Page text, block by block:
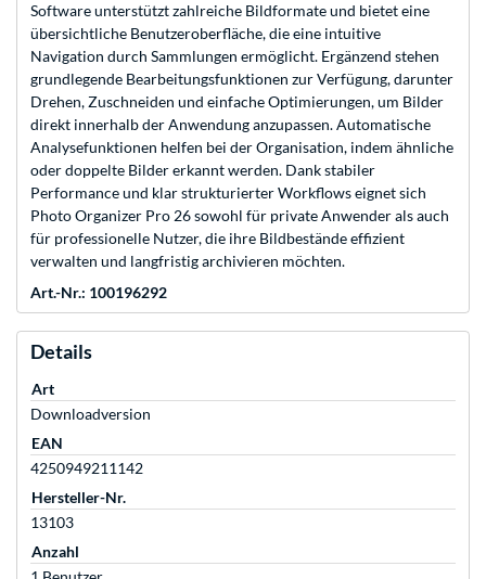
Software unterstützt zahlreiche Bildformate und bietet eine
übersichtliche Benutzeroberfläche, die eine intuitive
Navigation durch Sammlungen ermöglicht. Ergänzend stehen
grundlegende Bearbeitungsfunktionen zur Verfügung, darunter
Drehen, Zuschneiden und einfache Optimierungen, um Bilder
direkt innerhalb der Anwendung anzupassen. Automatische
Analysefunktionen helfen bei der Organisation, indem ähnliche
oder doppelte Bilder erkannt werden. Dank stabiler
Performance und klar strukturierter Workflows eignet sich
Photo Organizer Pro 26 sowohl für private Anwender als auch
für professionelle Nutzer, die ihre Bildbestände effizient
verwalten und langfristig archivieren möchten.
Art.-Nr.: 100196292
Details
Art
Downloadversion
EAN
4250949211142
Hersteller-Nr.
13103
Anzahl